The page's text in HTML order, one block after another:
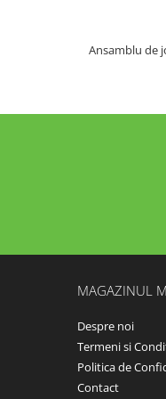
Ansamblu de
MAGAZINUL
Despre noi
Termeni si
Politica de
Contact